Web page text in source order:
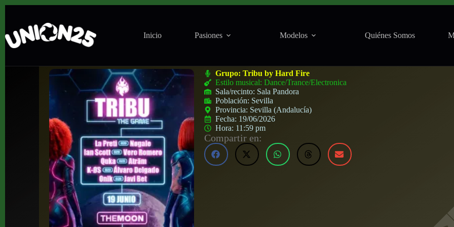
Inicio Pasiones Modelos Quiénes Somos
Grupo:Tribu by Hard Fire
Estilo musical: Dance/Trance/Electronica
Sala/recinto: Sala Pandora
Población: Sevilla
Provincia: Sevilla (Andalucía)
Fecha: 19/06/2026
Hora: 11:59 pm
Compartir en: